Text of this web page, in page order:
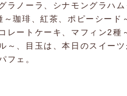
ラノーラ、シナモングラハ
珈琲、紅茶、ポピーシード
レートケーキ、マフィン2種
～、目玉は、本日のスイー
フェ。